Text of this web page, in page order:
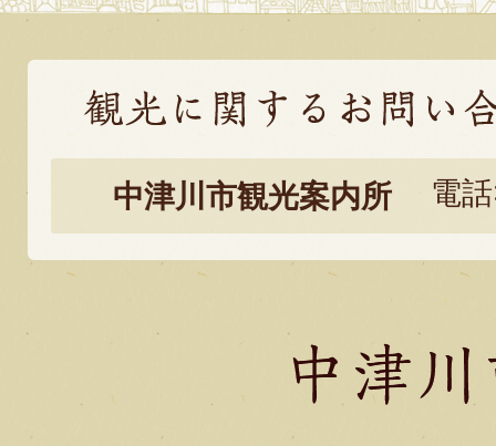
観
光
に
関
中津川市観光案内所 電